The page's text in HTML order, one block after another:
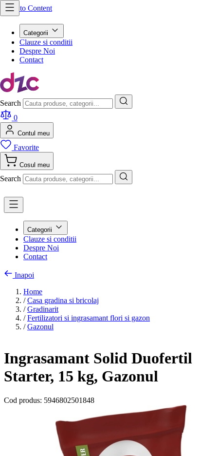
Skip to Content
Categorii
Clauze si conditii
Despre Noi
Contact
Search
0
Contul meu
Favorite
Cosul meu
Search
Categorii
Clauze si conditii
Despre Noi
Contact
Inapoi
Home
/ Casa gradina si bricolaj
/ Gradinarit
/ Fertilizatori si ingrasamant flori si gazon
/ Gazonul
Ingrasamant Solid Duofertil
Starter, 15 kg, Gazonul
Cod produs: 5946802501848